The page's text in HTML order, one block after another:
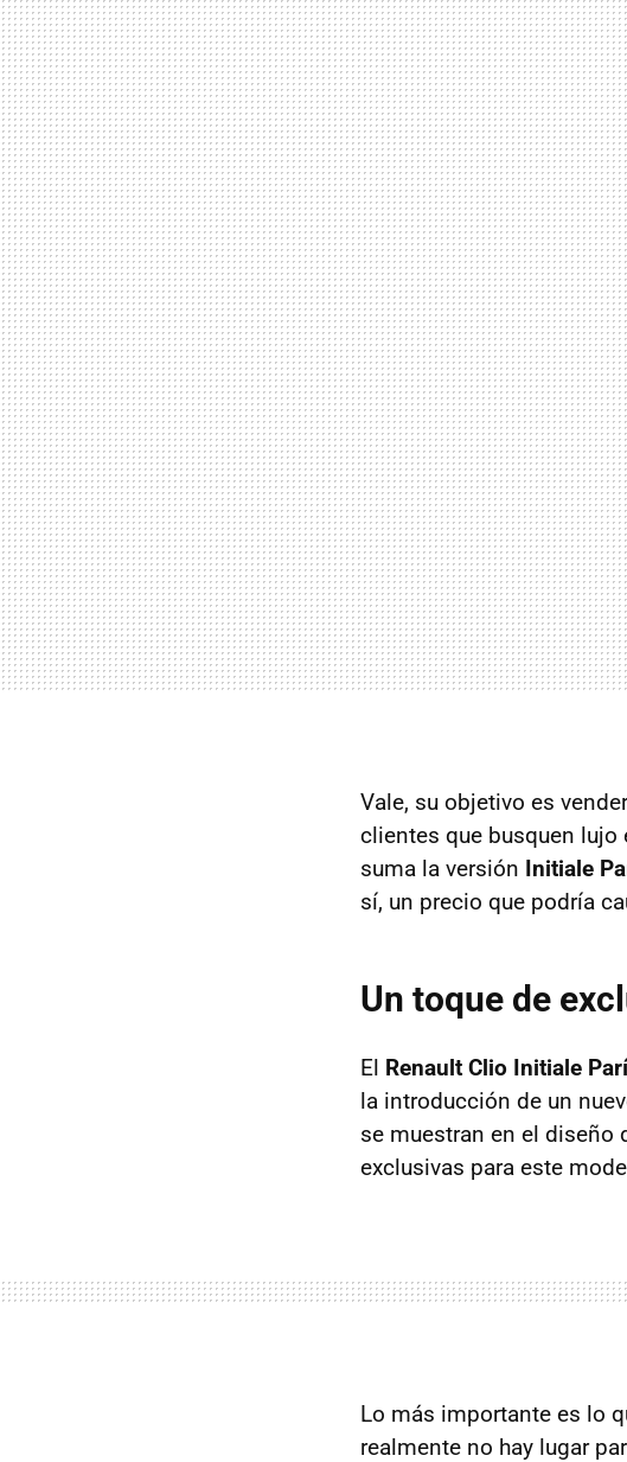
Vale, su objetivo es
clientes que busquen lujo
suma la versión Initiale
sí, un precio que podría
Un toque de
El Renault Clio Initiale
la introducción de un
se muestran en el diseño
exclusivas para este
Lo más importante es lo
realmente no hay lugar